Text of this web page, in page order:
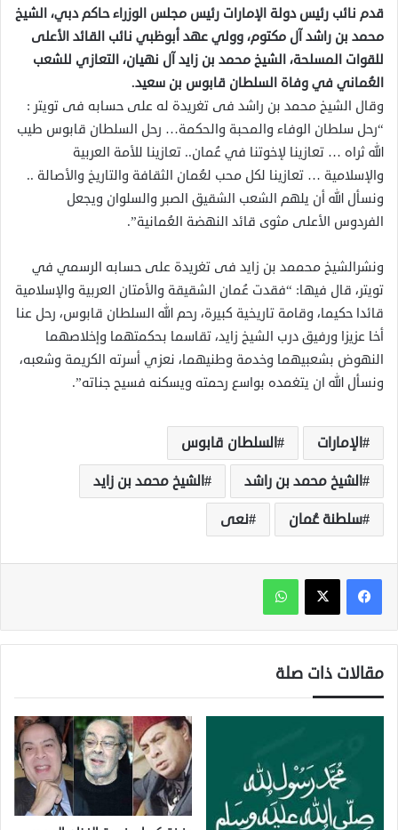
قدم نائب رئيس دولة الإمارات رئيس مجلس الوزراء حاكم دبي، الشيخ
محمد بن راشد آل مكتوم، وولي عهد أبوظبي نائب القائد الأعلى
للقوات المسلحة، الشيخ محمد بن زايد آل نهيان، التعازي للشعب
العُماني في وفاة السلطان قابوس بن سعيد.
وقال الشيخ محمد بن راشد فى تغريدة له على حسابه فى تويتر :
“رحل سلطان الوفاء والمحبة والحكمة… رحل السلطان قابوس طيب
الله ثراه … تعازينا لإخوتنا في عُمان.. تعازينا للأمة العربية
والإسلامية … تعازينا لكل محب لعُمان الثقافة والتاريخ والأصالة ..
ونسأل الله أن يلهم الشعب الشقيق الصبر والسلوان ويجعل
الفردوس الأعلى مثوى قائد النهضة العُمانية”.
ونشرالشيخ محممد بن زايد فى تغريدة على حسابه الرسمي في
تويتر، قال فيها: “فقدت عُمان الشقيقة والأمتان العربية والإسلامية
قائدا حكيما، وقامة تاريخية كبيرة، رحم الله السلطان قابوس، رحل عنا
أخا عزيزا ورفيق درب الشيخ زايد، تقاسما بحكمتهما وإخلاصهما
النهوض بشعبيهما وخدمة وطنيهما، نعزي أسرته الكريمة وشعبه،
ونسأل الله ان يتغمده بواسع رحمته ويسكنه فسيح جناته”.
الإمارات
السلطان قابوس
الشيخ محمد بن راشد
الشيخ محمد بن زايد
سلطنة عُمان
نعى
واتساب
مقالات ذات صلة